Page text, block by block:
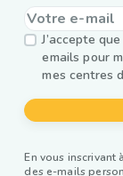
J’accepte
emails pour
mes centres
En vous inscrivant
des e-mails